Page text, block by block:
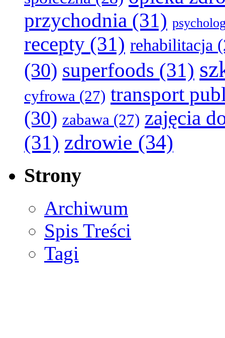
przychodnia (31)
recepty (31) rehabilitacja
(30) superfoods (31)
cyfrowa (27) transport
(30) zabawa (27) zajęcia
(31) zdrowie (34)
Strony
Archiwum
Spis Treści
Tagi